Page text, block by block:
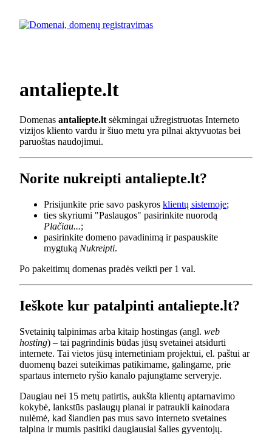
antaliepte.lt
Domenas antaliepte.lt sėkmingai užregistruotas Interneto
vizijos kliento vardu ir šiuo metu yra pilnai aktyvuotas bei
paruoštas naudojimui.
Norite nukreipti antaliepte.lt?
Prisijunkite prie savo paskyros klientų sistemoje;
ties skyriumi "Paslaugos" pasirinkite nuorodą
Plačiau...;
pasirinkite domeno pavadinimą ir paspauskite
mygtuką Nukreipti.
Po pakeitimų domenas pradės veikti per 1 val.
Ieškote kur patalpinti antaliepte.lt?
Svetainių talpinimas arba kitaip hostingas (angl. web
hosting) – tai pagrindinis būdas jūsų svetainei atsidurti
internete. Tai vietos jūsų internetiniam projektui, el. paštui ar
duomenų bazei suteikimas patikimame, galingame, prie
spartaus interneto ryšio kanalo pajungtame serveryje.
Daugiau nei 15 metų patirtis, aukšta klientų aptarnavimo
kokybė, lankstūs paslaugų planai ir patraukli kainodara
nulėmė, kad šiandien pas mus savo interneto svetaines
talpina ir mumis pasitiki daugiausiai šalies gyventojų.